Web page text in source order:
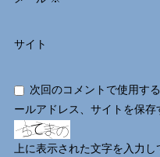
サイト
次回のコメントで使用す
ールアドレス、サイトを保存
上に表示された文字を入力し